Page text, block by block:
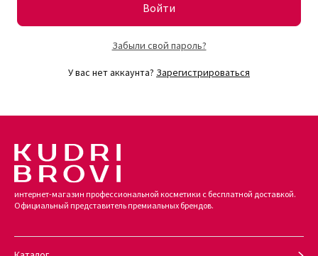
Войти
Забыли свой пароль?
У вас нет аккаунта? Зарегистрироваться
интернет-магазин профессиональной косметики с бесплатной доставкой.
Официальный представитель премиальных брендов.